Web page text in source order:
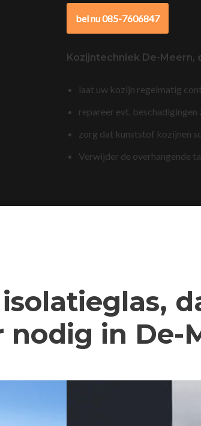
bel nu 085-7606847
Kozijntechniek De-Meern,
laat uw kozijn regelmatig
repareer evt.
zorg dat kunststof kozijnen
Verwijder de overhangende
in De-